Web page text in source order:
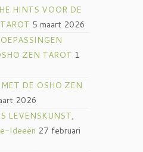
HINTS VOOR DE
5 maart 2026
ZEN TAROT 1
DE OSHO ZEN
2026
LEVENSKUNST,
Ideeën 27 februari